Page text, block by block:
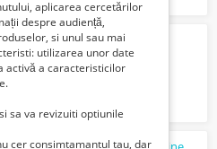
terrier
aplicarea cercetărilor
despre audiență,
si unul sau mai
utilizarea unor date
activă a caracteristicilor
sa va revizuiti optiunile
cer consimtamantul tau, dar